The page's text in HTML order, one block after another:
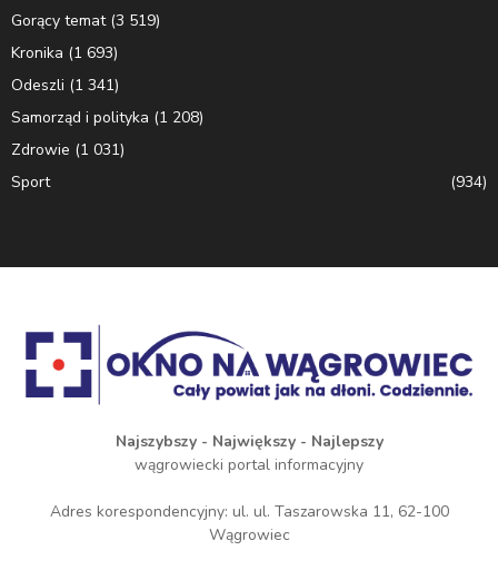
Gorący temat(3 519)
Kronika (1 693)
Odeszli (1 341)
Samorząd i polityka (1 208)
Zdrowie (1 031)
Sport
(934)
Najszybszy - Największy - Najlepszy
wągrowiecki portal informacyjny
Adres korespondencyjny: ul. ul. Taszarowska 11, 62-100
Wągrowiec